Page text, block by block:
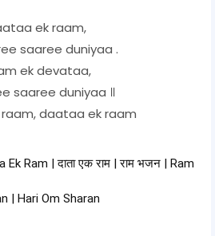
ek raam,
saaree duniyaa .
ek devataa,
saaree duniyaa ॥
daataa ek raam
Ek Ram | दाता एक राम | राम भजन | Ram
| Hari Om Sharan